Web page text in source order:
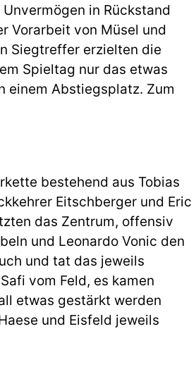
in Rückstand
Vorarbeit von Müsel und
Siegtreffer erzielten die
Spieltag nur das etwas
einem Abstiegsplatz. Zum
bestehend aus Tobias
Eitschberger und Eric
das Zentrum, offensiv
und Leonardo Vonic den
und tat das jeweils
vom Feld, es kamen
etwas gestärkt werden
und Eisfeld jeweils